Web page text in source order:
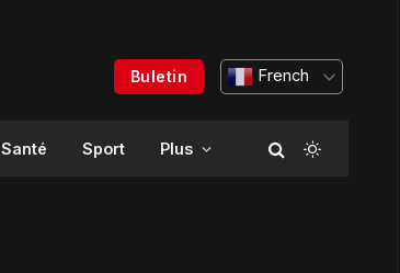
Buletin French
Santé Sport Plus